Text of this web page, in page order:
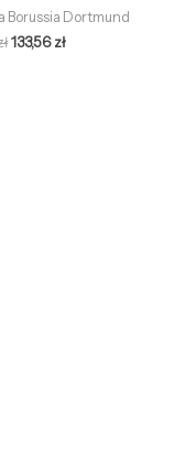
Borussia Dortmund
133,56zł